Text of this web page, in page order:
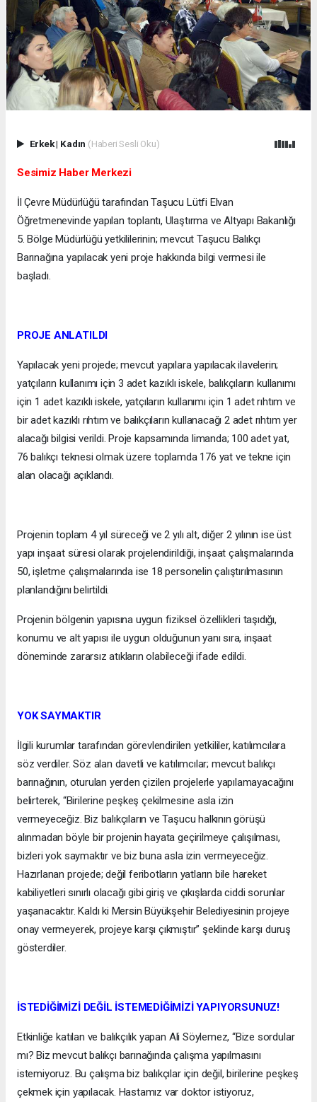
Erkek| Kadın (Haberi Sesli Oku)
Sesimiz Haber Merkezi
İl Çevre Müdürlüğü tarafından Taşucu Lütfi Elvan
Öğretmenevinde yapılan toplantı, Ulaştırma ve Altyapı Bakanlığı
5. Bölge Müdürlüğü yetkililerinin; mevcut Taşucu Balıkçı
Barınağına yapılacak yeni proje hakkında bilgi vermesi ile
başladı.
PROJE ANLATILDI
Yapılacak yeni projede; mevcut yapılara yapılacak ilavelerin;
yatçıların kullanımı için 3 adet kazıklı iskele, balıkçıların kullanımı
için 1 adet kazıklı iskele, yatçıların kullanımı için 1 adet rıhtım ve
bir adet kazıklı rıhtım ve balıkçıların kullanacağı 2 adet rıhtım yer
alacağı bilgisi verildi. Proje kapsamında limanda; 100 adet yat,
76 balıkçı teknesi olmak üzere toplamda 176 yat ve tekne için
alan olacağı açıklandı.
Projenin toplam 4 yıl süreceği ve 2 yılı alt, diğer 2 yılının ise üst
yapı inşaat süresi olarak projelendirildiği, inşaat çalışmalarında
50, işletme çalışmalarında ise 18 personelin çalıştırılmasının
planlandığını belirtildi.
Projenin bölgenin yapısına uygun fiziksel özellikleri taşıdığı,
konumu ve alt yapısı ile uygun olduğunun yanı sıra, inşaat
döneminde zararsız atıkların olabileceği ifade edildi.
YOK SAYMAKTIR
İlgili kurumlar tarafından görevlendirilen yetkililer, katılımcılara
söz verdiler. Söz alan davetli ve katılımcılar; mevcut balıkçı
barınağının, oturulan yerden çizilen projelerle yapılamayacağını
belirterek, “Birilerine peşkeş çekilmesine asla izin
vermeyeceğiz. Biz balıkçıların ve Taşucu halkının görüşü
alınmadan böyle bir projenin hayata geçirilmeye çalışılması,
bizleri yok saymaktır ve biz buna asla izin vermeyeceğiz.
Hazırlanan projede; değil feribotların yatların bile hareket
kabiliyetleri sınırlı olacağı gibi giriş ve çıkışlarda ciddi sorunlar
yaşanacaktır. Kaldı ki Mersin Büyükşehir Belediyesinin projeye
onay vermeyerek, projeye karşı çıkmıştır” şeklinde karşı duruş
gösterdiler.
İSTEDİĞİMİZİ DEĞİL İSTEMEDİĞİMİZİ YAPIYORSUNUZ!
Etkinliğe katılan ve balıkçılık yapan Ali Söylemez, “Bize sordular
mı? Biz mevcut balıkçı barınağında çalışma yapılmasını
istemiyoruz. Bu çalışma biz balıkçılar için değil, birilerine peşkeş
çekmek için yapılacak. Hastamız var doktor istiyoruz,